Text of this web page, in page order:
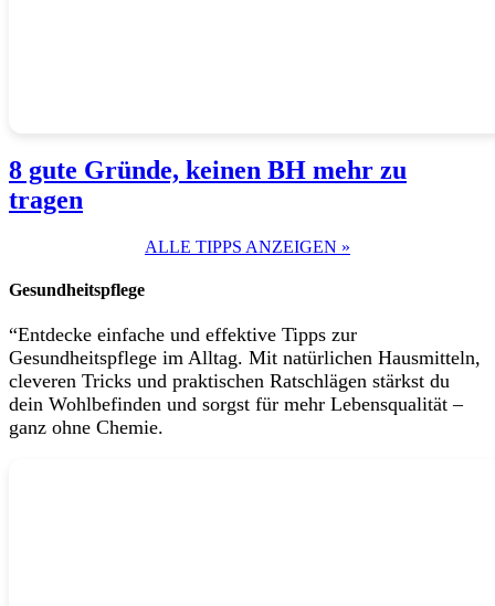
8 gute Gründe, keinen BH mehr zu
tragen
ALLE TIPPS ANZEIGEN »
Gesundheitspflege
“Entdecke einfache und effektive Tipps zur
Gesundheitspflege im Alltag. Mit natürlichen Hausmitteln,
cleveren Tricks und praktischen Ratschlägen stärkst du
dein Wohlbefinden und sorgst für mehr Lebensqualität –
ganz ohne Chemie.